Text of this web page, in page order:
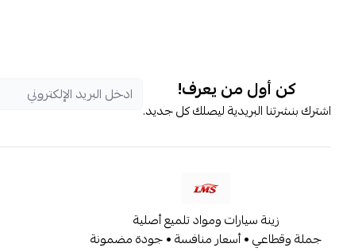
كن أول من يعرف!
اشترك بنشرتنا البريدية ليصلك كل جديد.
زينة سيارات ومواد تلميع أصلية
جملة وقطاعي • أسعار منافسة • جودة مضمونة